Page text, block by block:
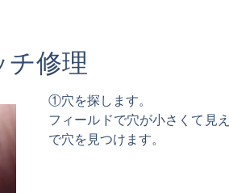
修理
①穴を探します。
フィールドで穴が小さくて見
で穴を見つけます。